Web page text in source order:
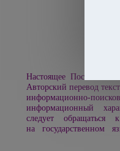
Настоящее
Авторский перевод
информационно-
информационный
следует обращаться
на государственном